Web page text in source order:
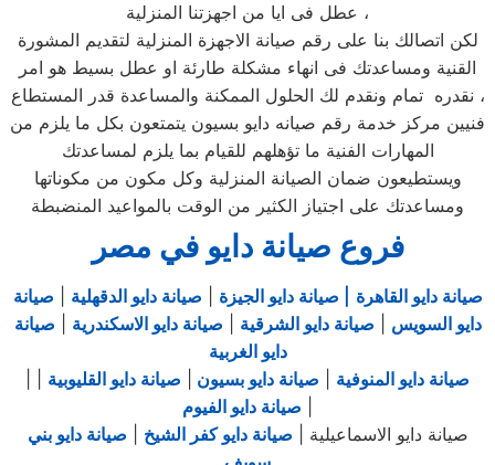
عطل فى ايا من اجهزتنا المنزلية ،
لكن اتصالك بنا على رقم صيانة الاجهزة المنزلية لتقديم المشورة
القنية ومساعدتك فى انهاء مشكلة طارئة او عطل بسيط هو امر
نقدره تمام ونقدم لك الحلول الممكنة والمساعدة قدر المستطاع ،
فنيين مركز خدمة رقم صيانه دايو بسيون يتمتعون بكل ما يلزم من
المهارات الفنية ما تؤهلهم للقيام بما يلزم لمساعدتك
ويستطيعون ضمان الصيانة المنزلية وكل مكون من مكوناتها
ومساعدتك على اجتياز الكثير من الوقت بالمواعيد المنضبطة
فروع صيانة دايو في مصر
صيانة دايو القاهرة | صيانة دايو الجيزة صيانة دايو الدقهلية
صيانة
دايو السويس
صيانة دايو الشرقية صيانة دايو الاسكندرية
صيانة
دايو الغربية
صيانة دايو المنوفية صيانة دايو بسيون صيانة دايو القليوبية
صيانة دايو الفيوم
صيانة دايو الاسماعيلية | صيانة دايو كفر الشيخ
صيانة دايو بني